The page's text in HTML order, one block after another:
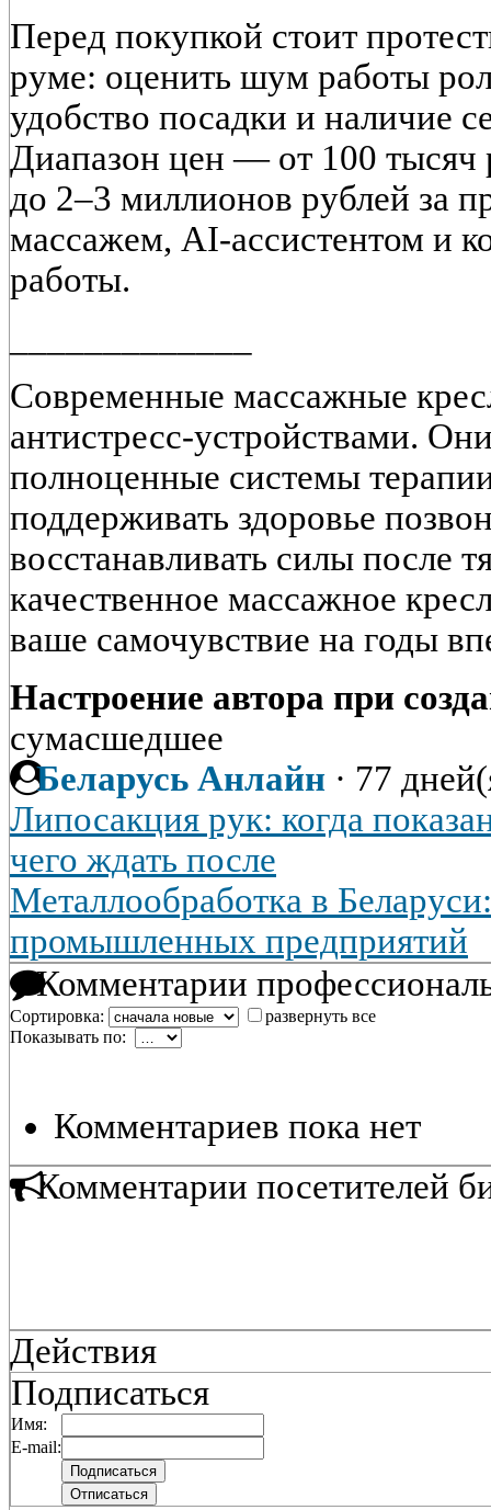
Перед покупкой стоит
руме: оценить шум работы
удобство посадки и наличие
Диапазон цен — от 100 тысяч
до 2–3 миллионов рублей за
массажем, AI-ассистентом и
работы.
Современные массажные
антистресс-устройствами.
полноценные системы
поддерживать здоровье
восстанавливать силы после
качественное массажное
ваше самочувствие на годы
Настроение автора при
сумасшедшее
Беларусь Анлайн · 77
Липосакция рук: когда
чего ждать после
Металлообработка в
промышленных предприятий
Комментарии
Сортировка:
развернуть все
Показывать по:
Комментариев пока нет
Комментарии посетителей
Действия
Подписаться
Имя:
E-mail: